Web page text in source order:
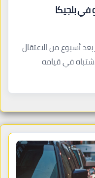
في بلجيكا
أسبوع من الاعتقال
في قيامه